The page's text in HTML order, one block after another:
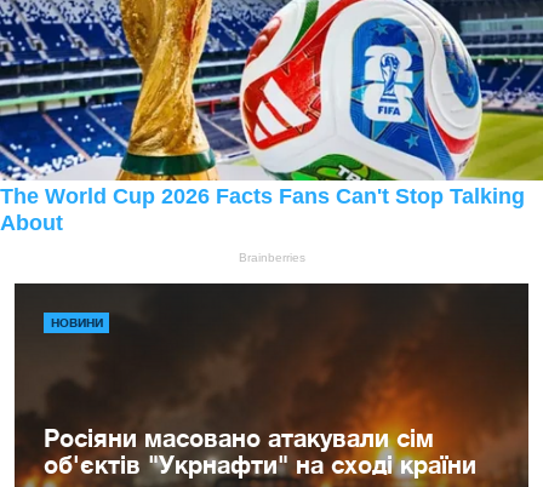
НОВИНИ
Росіяни масовано атакували сім
об'єктів "Укрнафти" на сході країни